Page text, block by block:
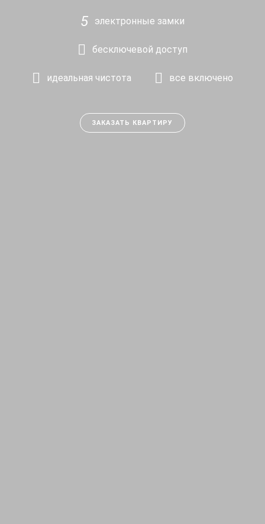
электронные замки
бесключевой доступ
идеальная чистота все включено
ЗАКАЗАТЬ КВАРТИРУ